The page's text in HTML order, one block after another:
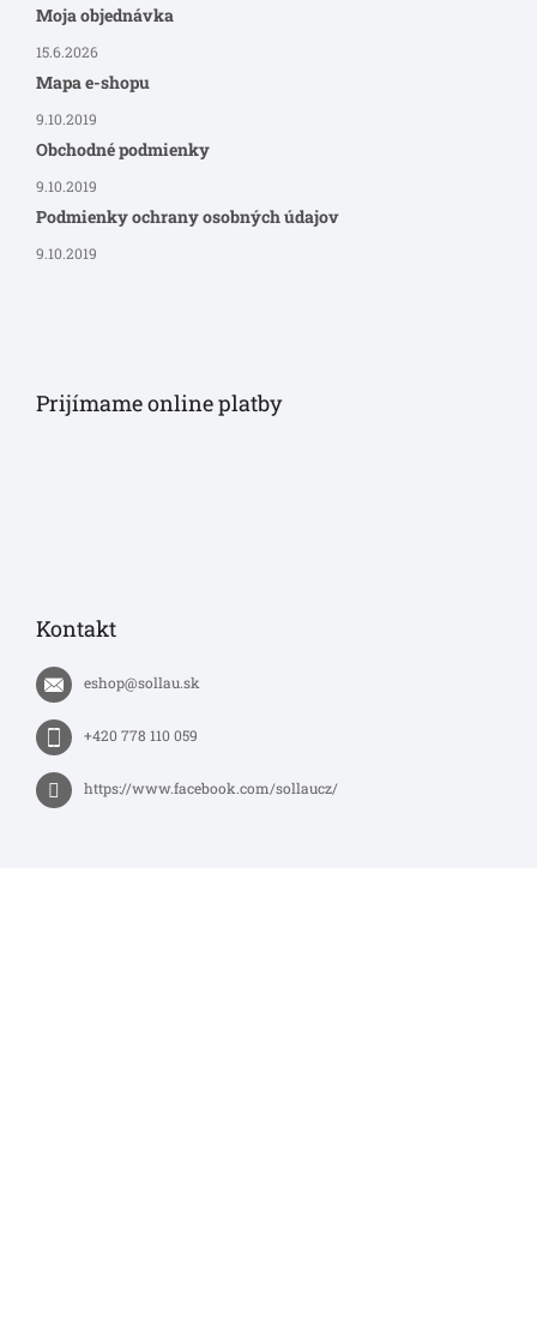
Moja objednávka
15.6.2026
Mapa e-shopu
9.10.2019
Obchodné podmienky
9.10.2019
Podmienky ochrany osobných údajov
9.10.2019
Prijímame online platby
Kontakt
eshop@sollau.sk
+420 778 110 059
https://www.facebook.com/sollaucz/